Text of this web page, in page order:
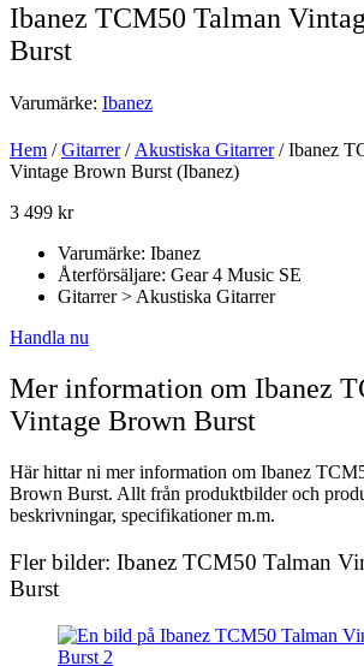
Ibanez TCM50 Talman
Burst
Varumärke: Ibanez
Hem /Gitarrer/Akustiska Gitarrer/ Ibanez
Vintage Brown Burst (Ibanez)
3 499 kr
Varumärke: Ibanez
Återförsäljare: Gear 4 Music SE
Gitarrer > Akustiska Gitarrer
Handla nu
Mer information om Ibanez
Vintage Brown Burst
Här hittar ni mer information om Ibanez
Brown Burst. Allt från produktbilder och
beskrivningar, specifikationer m.m.
Fler bilder: Ibanez TCM50 Talman
Burst